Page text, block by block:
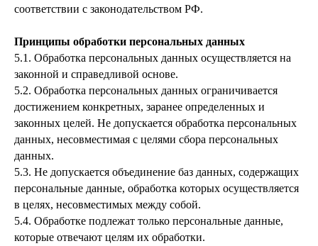
соответствии с законодательством РФ.
Принципы обработки персональных данных
5.1. Обработка персональных данных осуществляется на
законной и справедливой основе.
5.2. Обработка персональных данных ограничивается
достижением конкретных, заранее определенных и
законных целей. Не допускается обработка персональных
данных, несовместимая с целями сбора персональных
данных.
5.3. Не допускается объединение баз данных, содержащих
персональные данные, обработка которых осуществляется
в целях, несовместимых между собой.
5.4. Обработке подлежат только персональные данные,
которые отвечают целям их обработки.